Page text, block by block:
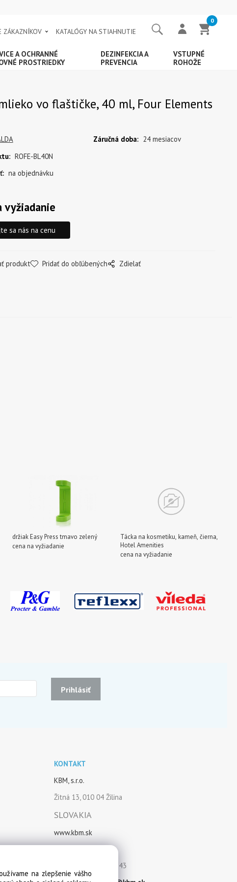
ZÁKAZNÍKOV KATALÓGY NA STIAHNUTIE
0
A OCHRANNÉ
PROSTRIEDKY
DEZINFEKCIA A
PREVENCIA
VSTUPNÉ
ROHOŽE
vo flaštičke, 40 ml, Four Elements
Záručná doba: 24 mesiacov
: ROFE-BL40N
na objednávku
vyžiadanie
sa nás na cenu
produkt Pridať do obľúbených Zdielať
držiak Easy Press tmavo zelený
cena na vyžiadanie
Tácka na kosmetiku, kameň, čierna,
Hotel Amenities
cena na vyžiadanie
Prihlásiť
KONTAKT
KBM, s.r.o.
Žitná 13, 010 04 Žilina
SLOVAKIA
www.kbm.sk
IČ DPH: SK2020103943
na zlepšenie vášho